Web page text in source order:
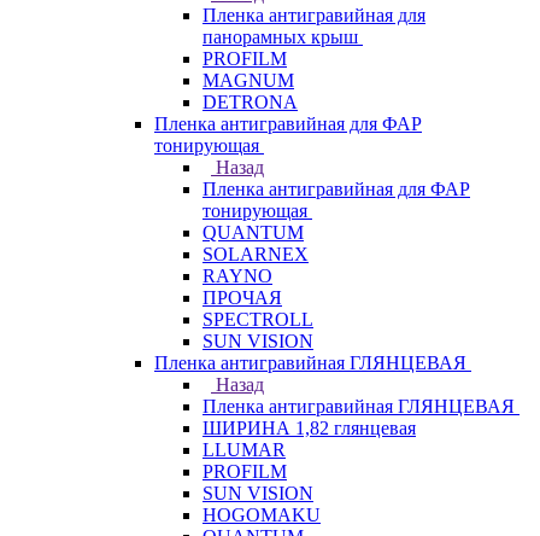
Пленка антигравийная для
панорамных крыш
PROFILM
MAGNUM
DETRONA
Пленка антигравийная для ФАР
тонирующая
Назад
Пленка антигравийная для ФАР
тонирующая
QUANTUM
SOLARNEX
RAYNO
ПРОЧАЯ
SPECTROLL
SUN VISION
Пленка антигравийная ГЛЯНЦЕВАЯ
Назад
Пленка антигравийная ГЛЯНЦЕВАЯ
ШИРИНА 1,82 глянцевая
LLUMAR
PROFILM
SUN VISION
HOGOMAKU